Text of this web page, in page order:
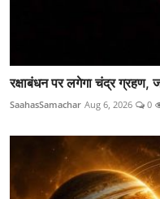
रक्षाबंधन पर लगेगा चंद्र
SaahasSamachar Aug 6, 2026 0